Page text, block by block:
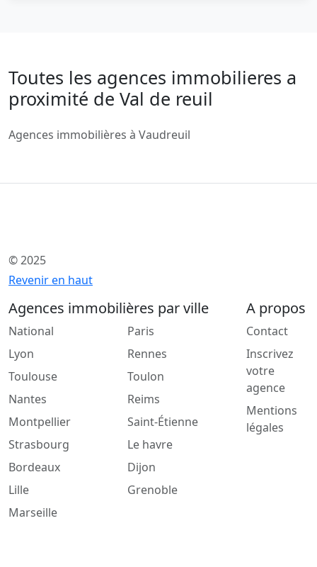
Toutes les agences immobilieres a
proximité de Val de reuil
Agences immobilières à Vaudreuil
© 2025
Revenir en haut
Agences immobilières par ville
National
Lyon
Toulouse
Nantes
Montpellier
Strasbourg
Bordeaux
Lille
Marseille
Paris
Rennes
Toulon
Reims
Saint-Étienne
Le havre
Dijon
Grenoble
A propos
Contact
Inscrivez
votre
agence
Mentions
légales